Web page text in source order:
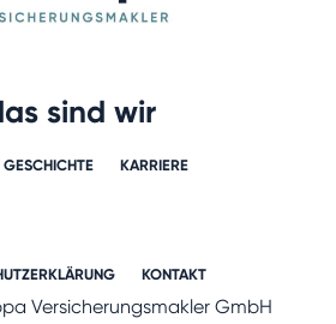
sind wir
GESCHICHTE​
KARRIERE​
KONTAKT
Versicherungsmakler GmbH